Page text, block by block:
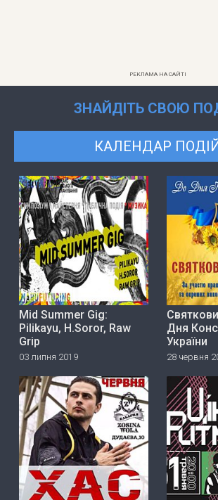
РЕКЛАМА НА САЙТІ
ЗНАЙДІТЬ СВОЮ
КАЛЕНДАР
Mid Summer Gig:
Pilikayu, H.Soror, Raw
Grip
03 липня 2019
Дня
України
28 червня